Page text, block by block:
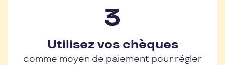
Utilisez vos chèques
comme moyen de paiement pour régler